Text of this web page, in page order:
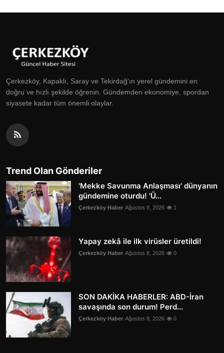
Çerkezköy, Kapaklı, Saray ve Tekirdağ'ın yerel gündemini en
doğru ve hızlı şekilde öğrenin. Gündemden ekonomiye, spordan
siyasete kadar tüm önemli olaylar.
Trend Olan Gönderiler
'Mekke Savunma Anlaşması' dünyanın
gündemine oturdu! 'Ü...
Çerkezköy Haber Ağustos 8, 2026 1
Yapay zekâ ile ilk virüsler üretildi!
Çerkezköy Haber Ağustos 8, 2026 0
SON DAKİKA HABERLER: ABD-İran
savaşında son durum! Perd...
Çerkezköy Haber Ağustos 8, 2026 0